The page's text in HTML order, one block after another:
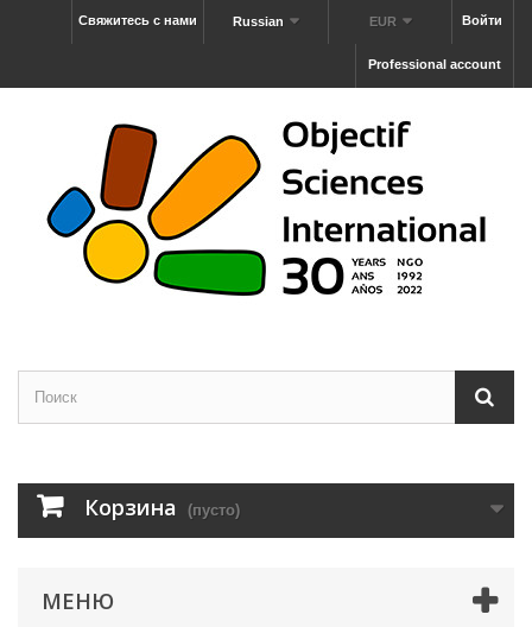
Войти
EUR
Russian
Свяжитесь с нами
Professional account
Корзина (пусто)
МЕНЮ